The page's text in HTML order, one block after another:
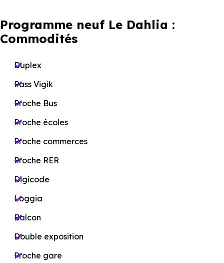
Programme neuf Le Dahlia :
Commodités
Duplex
Pass Vigik
Proche Bus
Proche écoles
Proche commerces
Proche RER
Digicode
Loggia
Balcon
Double exposition
Proche gare